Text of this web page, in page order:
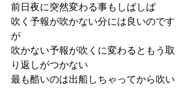
前日夜に突然変わる事もしばしば
吹く予報が吹かない分には良いのです
が
吹かない予報が吹くに変わるともう取
り返しがつかない
最も酷いのは出船しちゃってから吹い